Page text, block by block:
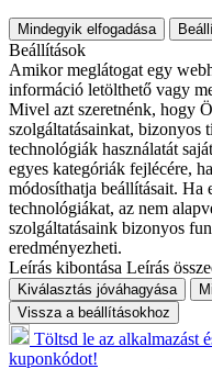
Mindegyik elfogadása
Beállítások
Amikor meglátogat egy
információ letölthető vagy
Mivel azt szeretnénk, hogy
szolgáltatásainkat, bizonyos
technológiák használatát
egyes kategóriák fejlécére,
módosíthatja beállításait. Ha
technológiákat, az nem
szolgáltatásaink bizonyos
eredményezheti.
Leírás kibontása Leírás
Kiválasztás jóváhagyása
Vissza a beállításokhoz
Töltsd le az alkalmazást
kuponkódot!